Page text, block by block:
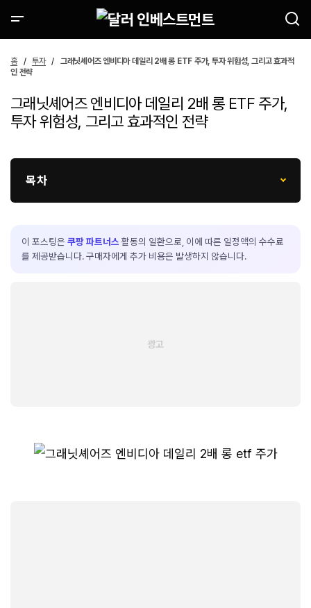
홈 투자
그래닛셰어즈 엔비디아 데일리 2배 롱 ETF 주가, 투자 위험성, 그리고 효과적
인 전략
그래닛셰어즈 엔비디아 데일리 2배 롱 ETF 주가,
투자 위험성, 그리고 효과적인 전략
목차
이 포스팅은 쿠팡 파트너스 활동의 일환으로, 이에 따른 일정액의 수수료
를 제공받습니다. 구매자에게 추가 비용은 발생하지 않습니다.